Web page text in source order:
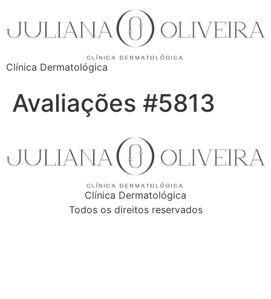
Clínica Dermatológica
Avaliações #5813
Clínica Dermatológica
Todos os direitos reservados